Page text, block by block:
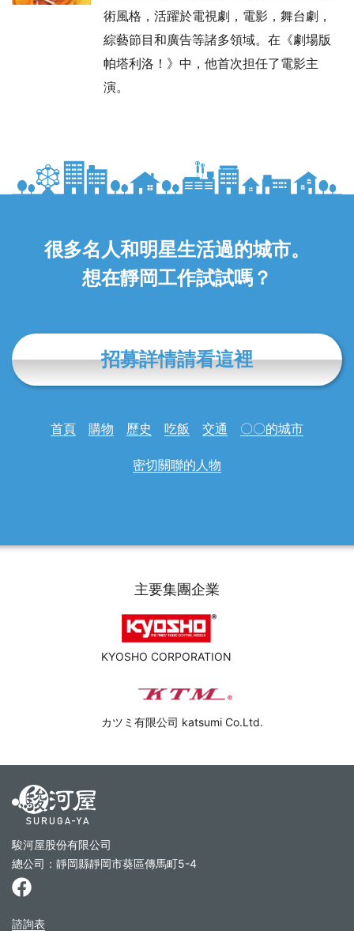
術風格，活躍於電視劇，電影，舞台劇，
綜藝節目和廣告等諸多領域。在《劇場版
帕塔利洛！》中，他首次担任了電影主
演。
很多名人和明星生活過的城市。
想在靜岡工作試試嗎？
招募詳情請看這裡
首頁 購物 歷史 吃飯 交通 〇〇的城市
密切關聯的人物
主要集團企業
KYOSHO CORPORATION
カツミ有限公司 katsumi Co.Ltd.
駿河屋股份有限公司
總公司：靜岡縣靜岡市葵區傳馬町5-4
諮詢表